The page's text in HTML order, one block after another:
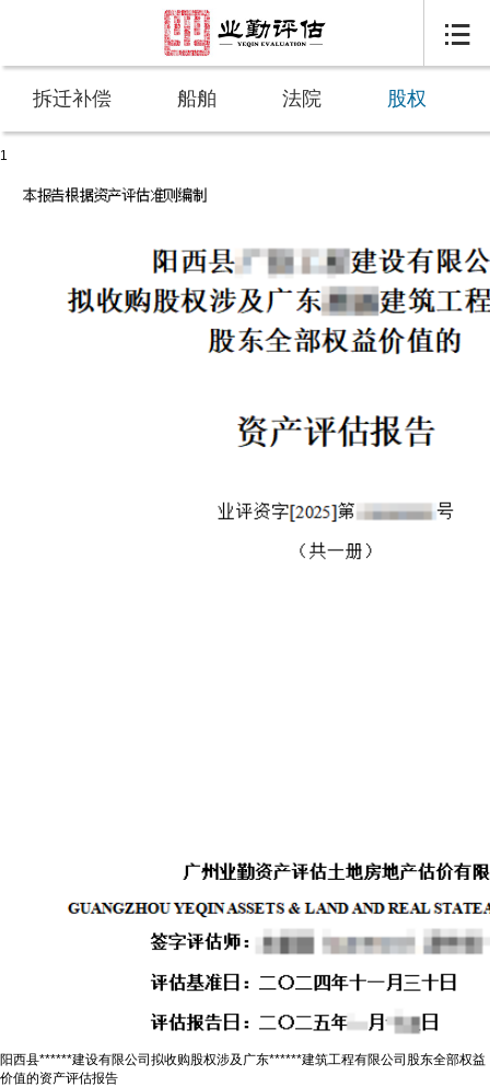

拆迁补偿 船舶 法院 股权
1
阳西县******建设有限公司拟收购股权涉及广东******建筑工程有限公司股东全部权益
价值的资产评估报告